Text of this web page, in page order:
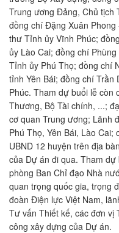
Trung ương Đảng, Chủ tịch
đồng chí Đặng Xuân
thư Tỉnh ủy Vĩnh Phúc;
ủy Lào Cai; đồng chí
Tỉnh ủy Phú Thọ; đồng chí
tỉnh Yên Bái; đồng chí Trần
Phúc. Tham dự buổi lễ còn
Thương, Bộ Tài chính, ...;
cơ quan Trung ương; Lãnh
Phú Thọ, Yên Bái, Lào Cai;
UBND 12 huyện trên địa
của Dự án đi qua. Tham
phòng Ban Chỉ đạo Nhà
quan trọng quốc gia, trọng
đoàn Điện lực Việt Nam,
Tư vấn Thiết kế, các đơn vị
công xây dựng của Dự án.